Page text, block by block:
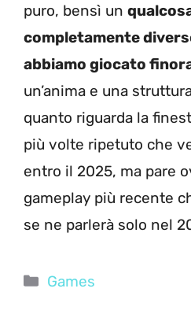
puro, bensì un
completamente
abbiamo giocato
un’anima e una
quanto riguarda la
più volte ripetuto che
entro il 2025, ma pare
gameplay più recente
se ne parlerà solo nel
Categorie
Games